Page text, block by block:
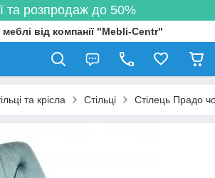
та розпродаж до 50%
меблі від компанії "Mebli-Centr"
та крісла Стільці Стілець Прадо